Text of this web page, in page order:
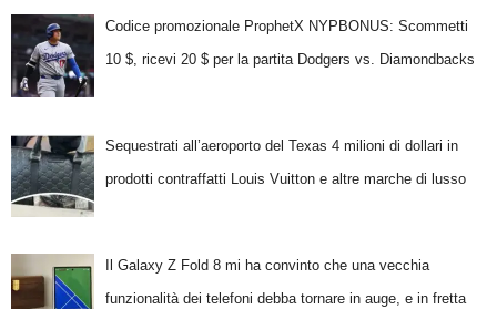
Codice promozionale ProphetX NYPBONUS: Scommetti
10 $, ricevi 20 $ per la partita Dodgers vs. Diamondbacks
Sequestrati all’aeroporto del Texas 4 milioni di dollari in
prodotti contraffatti Louis Vuitton e altre marche di lusso
Il Galaxy Z Fold 8 mi ha convinto che una vecchia
funzionalità dei telefoni debba tornare in auge, e in fretta